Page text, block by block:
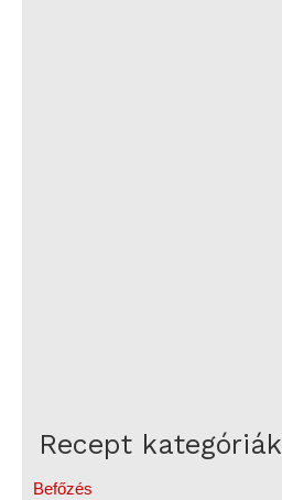
Recept kategóriák
Befőzés